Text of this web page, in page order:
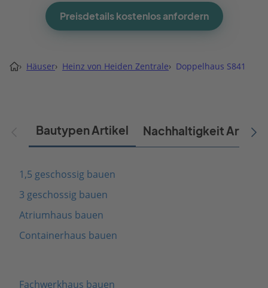
Preisdetails kostenlos anfordern
› Häuser› Heinz von Heiden Zentrale› Doppelhaus S841
Bautypen Artikel Nachhaltigkeit Artikel
1,5 geschossig bauen
3 geschossig bauen
Atriumhaus bauen
Containerhaus bauen
Fachwerkhaus bauen